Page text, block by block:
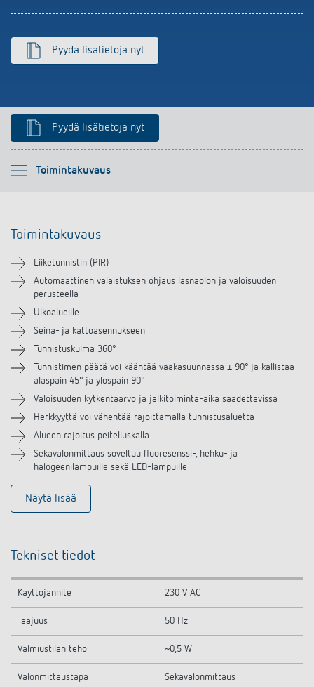
Pyydä lisätietoja nyt
Pyydä lisätietoja nyt
Toimintakuvaus
Ole hyvä ja valitse
Lataukset
Videot
Lisätarvikkeet
Samanlaisia tuotteita
Toimintakuvaus
Liiketunnistin (PIR)
Automaattinen valaistuksen ohjaus läsnäolon ja valoisuuden
perusteella
Ulkoalueille
Seinä- ja kattoasennukseen
Tunnistuskulma 360°
Tunnistimen päätä voi kääntää vaakasuunnassa ± 90° ja kallistaa
alaspäin 45° ja ylöspäin 90°
Valoisuuden kytkentäarvo ja jälkitoiminta-aika säädettävissä
Herkkyyttä voi vähentää rajoittamalla tunnistusaluetta
Alueen rajoitus peiteliuskalla
Sekavalonmittaus soveltuu fluoresenssi-, hehku- ja
halogeenilampuille sekä LED-lampuille
Näytä lisää
Tekniset tiedot
Käyttöjännite 230 V AC
Taajuus 50 Hz
Valmiustilan teho ~0,5 W
Valonmittaustapa Sekavalonmittaus